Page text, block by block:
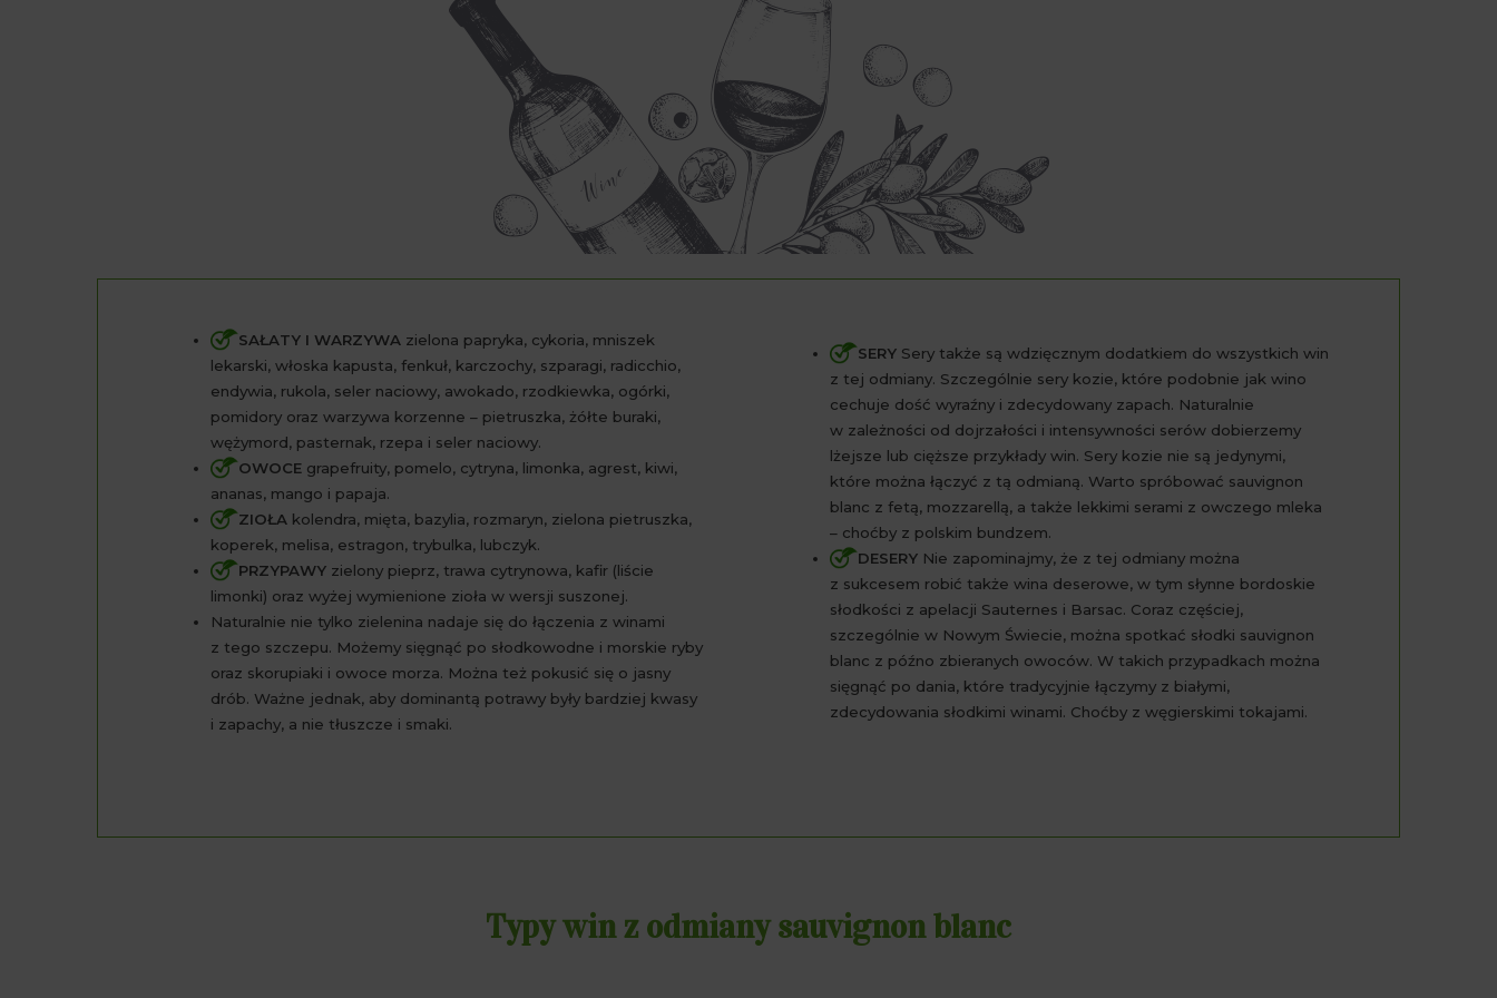
SAŁATY I WARZYWA zielona papryka, cykoria, mniszek
lekarski, włoska kapusta, fenkuł, karczochy, szparagi, radicchio,
endywia, rukola, seler naciowy, awokado, rzodkiewka, ogórki,
pomidory oraz warzywa korzenne – pietruszka, żółte buraki,
wężymord, pasternak, rzepa i seler naciowy.
OWOCE grapefruity, pomelo, cytryna, limonka, agrest, kiwi,
ananas, mango i papaja.
ZIOŁA kolendra, mięta, bazylia, rozmaryn, zielona pietruszka,
koperek, melisa, estragon, trybulka, lubczyk.
PRZYPAWY zielony pieprz, trawa cytrynowa, kafir (liście
limonki) oraz wyżej wymienione zioła w wersji suszonej.
Naturalnie nie tylko zielenina nadaje się do łączenia z winami
z tego szczepu. Możemy sięgnąć po słodkowodne i morskie ryby
oraz skorupiaki i owoce morza. Można też pokusić się o jasny
drób. Ważne jednak, aby dominantą potrawy były bardziej kwasy
i zapachy, a nie tłuszcze i smaki.
SERY Sery także są wdzięcznym dodatkiem do wszystkich win
z tej odmiany. Szczególnie sery kozie, które podobnie jak wino
cechuje dość wyraźny i zdecydowany zapach. Naturalnie
w zależności od dojrzałości i intensywności serów dobierzemy
lżejsze lub cięższe przykłady win. Sery kozie nie są jedynymi,
które można łączyć z tą odmianą. Warto spróbować sauvignon
blanc z fetą, mozzarellą, a także lekkimi serami z owczego mleka
– choćby z polskim bundzem.
DESERY Nie zapominajmy, że z tej odmiany można
z sukcesem robić także wina deserowe, w tym słynne bordoskie
słodkości z apelacji Sauternes i Barsac. Coraz częściej,
szczególnie w Nowym Świecie, można spotkać słodki sauvignon
blanc z późno zbieranych owoców. W takich przypadkach można
sięgnąć po dania, które tradycyjnie łączymy z białymi,
zdecydowania słodkimi winami. Choćby z węgierskimi tokajami.
Typy win z odmiany sauvignon blanc